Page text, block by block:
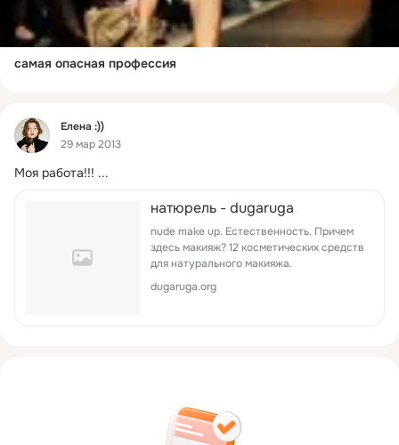
самая опасная профессия
Фид
Елена :))
29 мар 2013
Моя работа!!! ...
натюрель - dugaruga
nude make up. Естественность. Причем
здесь макияж? 12 косметических средств
для натурального макияжа.
dugaruga.org